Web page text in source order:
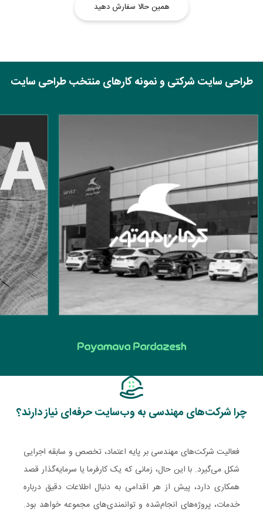
همین حالا سفارش دهید
طراحی سایت شرکتی و نمونه کارهای منتخب طراحی سایت
چرا شرکت‌های مهندسی به وب‌سایت حرفه‌ای نیاز دارند؟
فعالیت شرکت‌های مهندسی بر پایه اعتماد، تخصص و سابقه اجرایی
شکل می‌گیرد. با این حال، زمانی که یک کارفرما یا سرمایه‌گذار قصد
همکاری دارد، پیش از هر اقدامی به دنبال اطلاعات دقیق درباره
خدمات، پروژه‌های انجام‌شده و توانمندی‌های مجموعه خواهد بود.